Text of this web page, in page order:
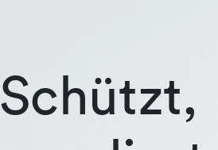
Schützt,